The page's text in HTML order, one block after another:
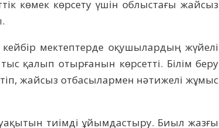
көмек көрсету үшін облыстағы жайсыз
мектептерде оқушылардың жүйелі
қалып отырғанын көрсетті. Білім беру
жайсыз отбасылармен нәтижелі жұмыс
тиімді ұйымдастыру. Биыл жазғы